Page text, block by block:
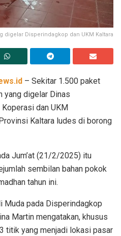
digelar Disperindagkop dan UKM Kaltara
– Sekitar 1.500 paket
yang digelar Dinas
dan UKM
Kaltara ludes di borong
Jum’at (21/2/2025) itu
sembilan bahan pokok
tahun ini.
Muda pada Disperindagkop
Martin mengatakan, khusus
titik yang menjadi lokasi pasar